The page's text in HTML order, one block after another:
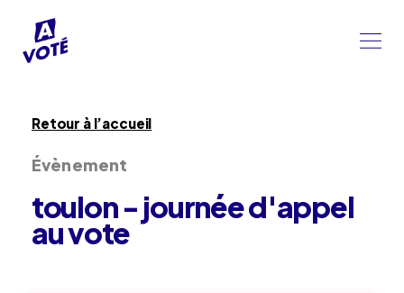
Retour à l’accueil
Évènement
toulon - journée d'appel
au vote